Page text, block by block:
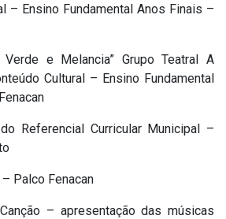
– Ensino Fundamental Anos Finais –
Verde e Melancia” Grupo Teatral A
Cultural – Ensino Fundamental
Referencial Curricular Municipal –
Palco Fenacan
– apresentação das músicas